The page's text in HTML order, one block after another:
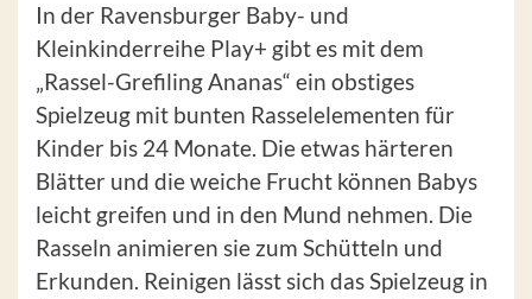
In der Ravensburger Baby- und
Kleinkinderreihe Play+ gibt es mit dem
„Rassel-Grefiling Ananas“ ein obstiges
Spielzeug mit bunten Rasselelementen für
Kinder bis 24 Monate. Die etwas härteren
Blätter und die weiche Frucht können Babys
leicht greifen und in den Mund nehmen. Die
Rasseln animieren sie zum Schütteln und
Erkunden. Reinigen lässt sich das Spielzeug in